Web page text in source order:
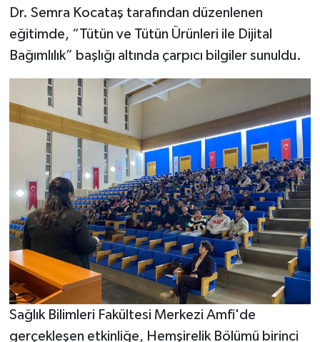
Dr. Semra Kocataş tarafından düzenlenen
eğitimde, “Tütün ve Tütün Ürünleri ile Dijital
Bağımlılık” başlığı altında çarpıcı bilgiler sunuldu.
Sağlık Bilimleri Fakültesi Merkezi Amfi'de
gerçekleşen etkinliğe, Hemşirelik Bölümü birinci